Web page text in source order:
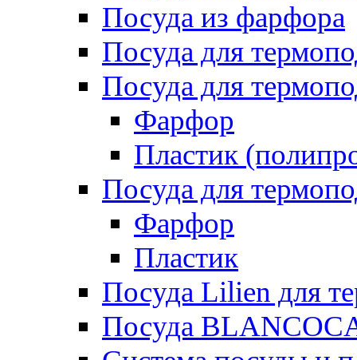
Посуда из фарфора
Посуда для
Посуда для
Фарфор
Пластик
Посуда для
Фарфор
Пластик
Посуда Lilien для
Посуда